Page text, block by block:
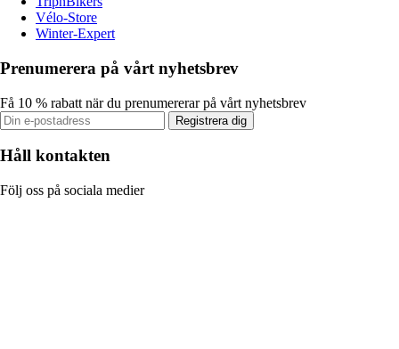
Vélo-Store
Winter-Expert
Prenumerera på vårt nyhetsbrev
Få 10 % rabatt när du prenumererar på vårt nyhetsbrev
Registrera dig
Håll kontakten
Följ oss på sociala medier